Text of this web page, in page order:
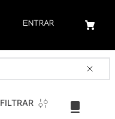
ENTRAR
FILTRAR